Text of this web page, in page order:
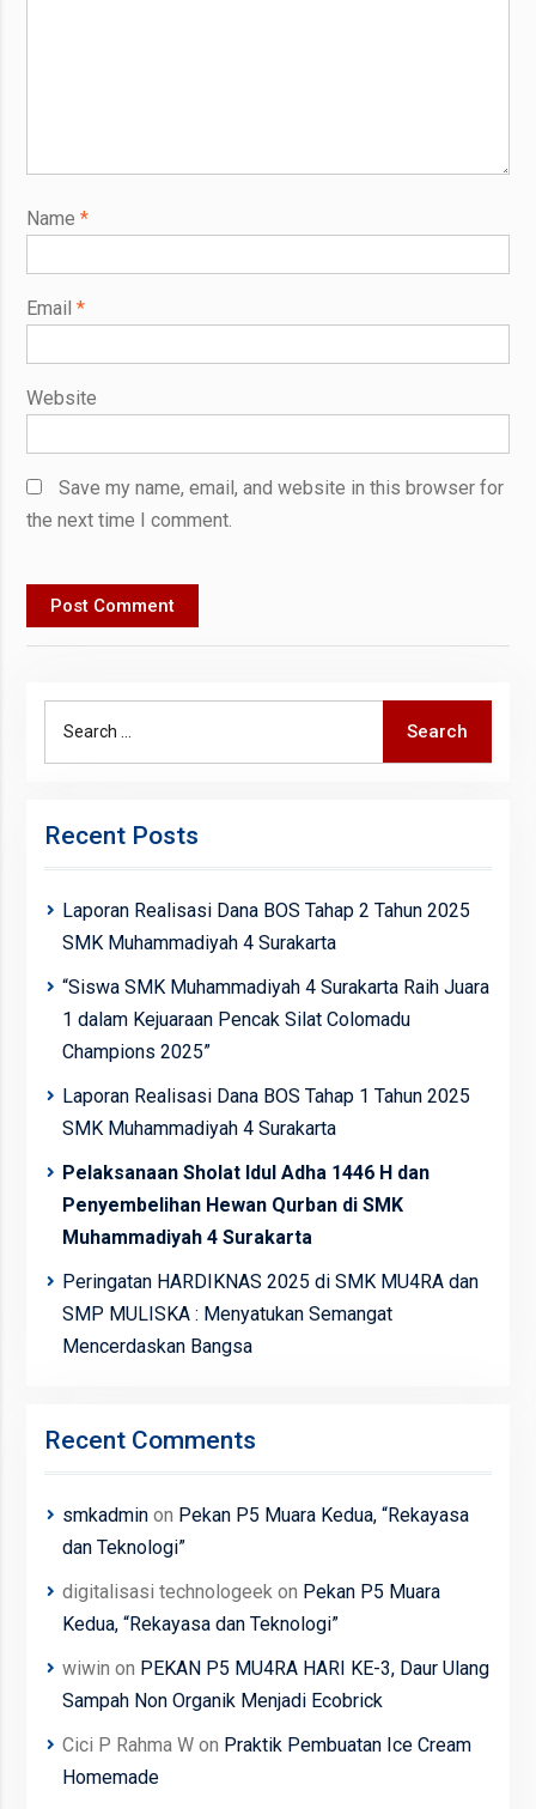
Name *
Email *
Website
Save my name, email, and website in this browser for
the next time I comment.
Search
Recent Posts
Laporan Realisasi Dana BOS Tahap 2 Tahun 2025
SMK Muhammadiyah 4 Surakarta
“Siswa SMK Muhammadiyah 4 Surakarta Raih Juara
1 dalam Kejuaraan Pencak Silat Colomadu
Champions 2025”
Laporan Realisasi Dana BOS Tahap 1 Tahun 2025
SMK Muhammadiyah 4 Surakarta
Pelaksanaan Sholat Idul Adha 1446 H dan
Penyembelihan Hewan Qurban di SMK
Muhammadiyah 4 Surakarta
Peringatan HARDIKNAS 2025 di SMK MU4RA dan
SMP MULISKA : Menyatukan Semangat
Mencerdaskan Bangsa
Recent Comments
smkadminon Pekan P5 Muara Kedua, “Rekayasa
dan Teknologi”
digitalisasi technologeekon Pekan P5 Muara
Kedua, “Rekayasa dan Teknologi”
wiwin on PEKAN P5 MU4RA HARI KE-3, Daur Ulang
Sampah Non Organik Menjadi Ecobrick
Cici P Rahma Won Praktik Pembuatan Ice Cream
Homemade